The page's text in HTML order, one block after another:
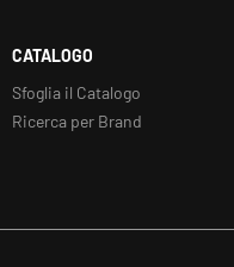
CATALOGO
Sfoglia il Catalogo
Ricerca per Brand